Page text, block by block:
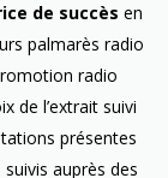
de succès en
palmarès radio
radio
de l’extrait suivi
présentes
auprès des